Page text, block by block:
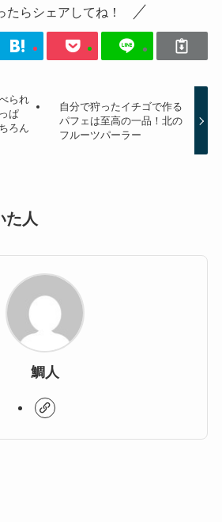
たらシェアしてね！
られ
ぱ
ろん
自分で狩ったイチゴで作る
パフェは至高の一品！北の
フルーツパーラー
た人
鯛人